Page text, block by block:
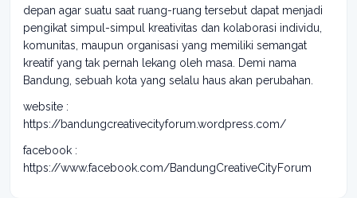
depan agar suatu saat ruang-ruang tersebut dapat menjadi
pengikat simpul-simpul kreativitas dan kolaborasi individu,
komunitas, maupun organisasi yang memiliki semangat
kreatif yang tak pernah lekang oleh masa. Demi nama
Bandung, sebuah kota yang selalu haus akan perubahan.
website :
https://bandungcreativecityforum.wordpress.com/
facebook :
https://www.facebook.com/BandungCreativeCityForum